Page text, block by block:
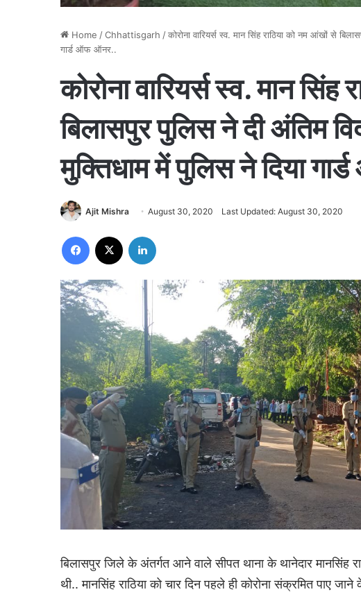
Home /Chhattisgarh /कोरोना वारियर्स स्व. मान सिंह राठिया को नम आंखों से
गार्ड ऑफ ऑनर..
कोरोना वारियर्स स्व. मान
बिलासपुर पुलिस ने दी अंतिम
मुक्तिधाम में पुलिस ने दिया
Ajit Mishra August 30, 2020 Last Updated: August 30, 2020
Facebook
बिलासपुर जिले के अंतर्गत आने वाले सीपत थाना के थानेदार मानसिंह
थी.. मानसिंह राठिया को चार दिन पहले ही कोरोना संक्रमित पाए